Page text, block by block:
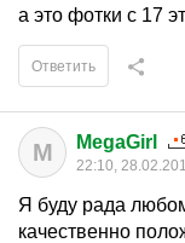
а это фотки с 17
Ответить
M MegaGirl
22:10,
Я буду рада
качественно